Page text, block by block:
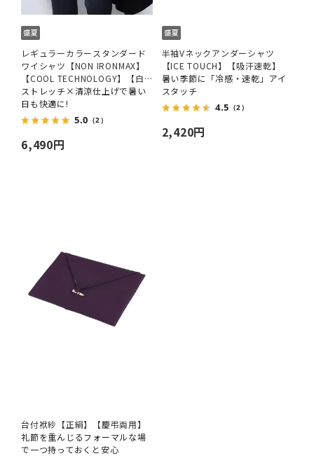
レギュラーカラースタンダード
ワイシャツ【NON IRONMAX】
【COOL TECHNOLOGY】【白
無地】
ストレッチ×清涼仕上げで暑い
日も快適に!
5.0 （2）
6,490円
半袖Vネックアンダーシャツ
【ICE TOUCH】【吸汗速乾】
暑い季節に「冷感・速乾」アイ
スタッチ
4.5 （2）
2,420円
台付袱紗【正絹】【慶弔両用】
礼節を重んじるフォーマルな場
で一つ持っておくと安心